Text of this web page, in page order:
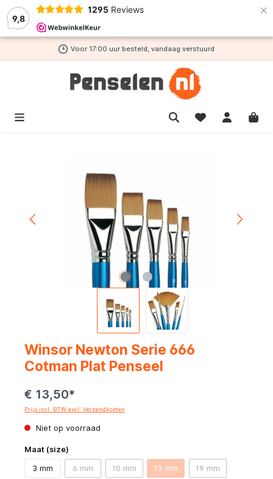
9,8
1295 Reviews ×
hoofdinhoud
Voor 17:00 uur besteld, vandaag verstuurd
Winsor Newton Serie 666
Cotman Plat Penseel
€ 13,50*
Prijs incl. BTW excl. Verzendkosten
Niet op voorraad
Maat (size)
3 mm 6 mm 10 mm 13 mm 19 mm